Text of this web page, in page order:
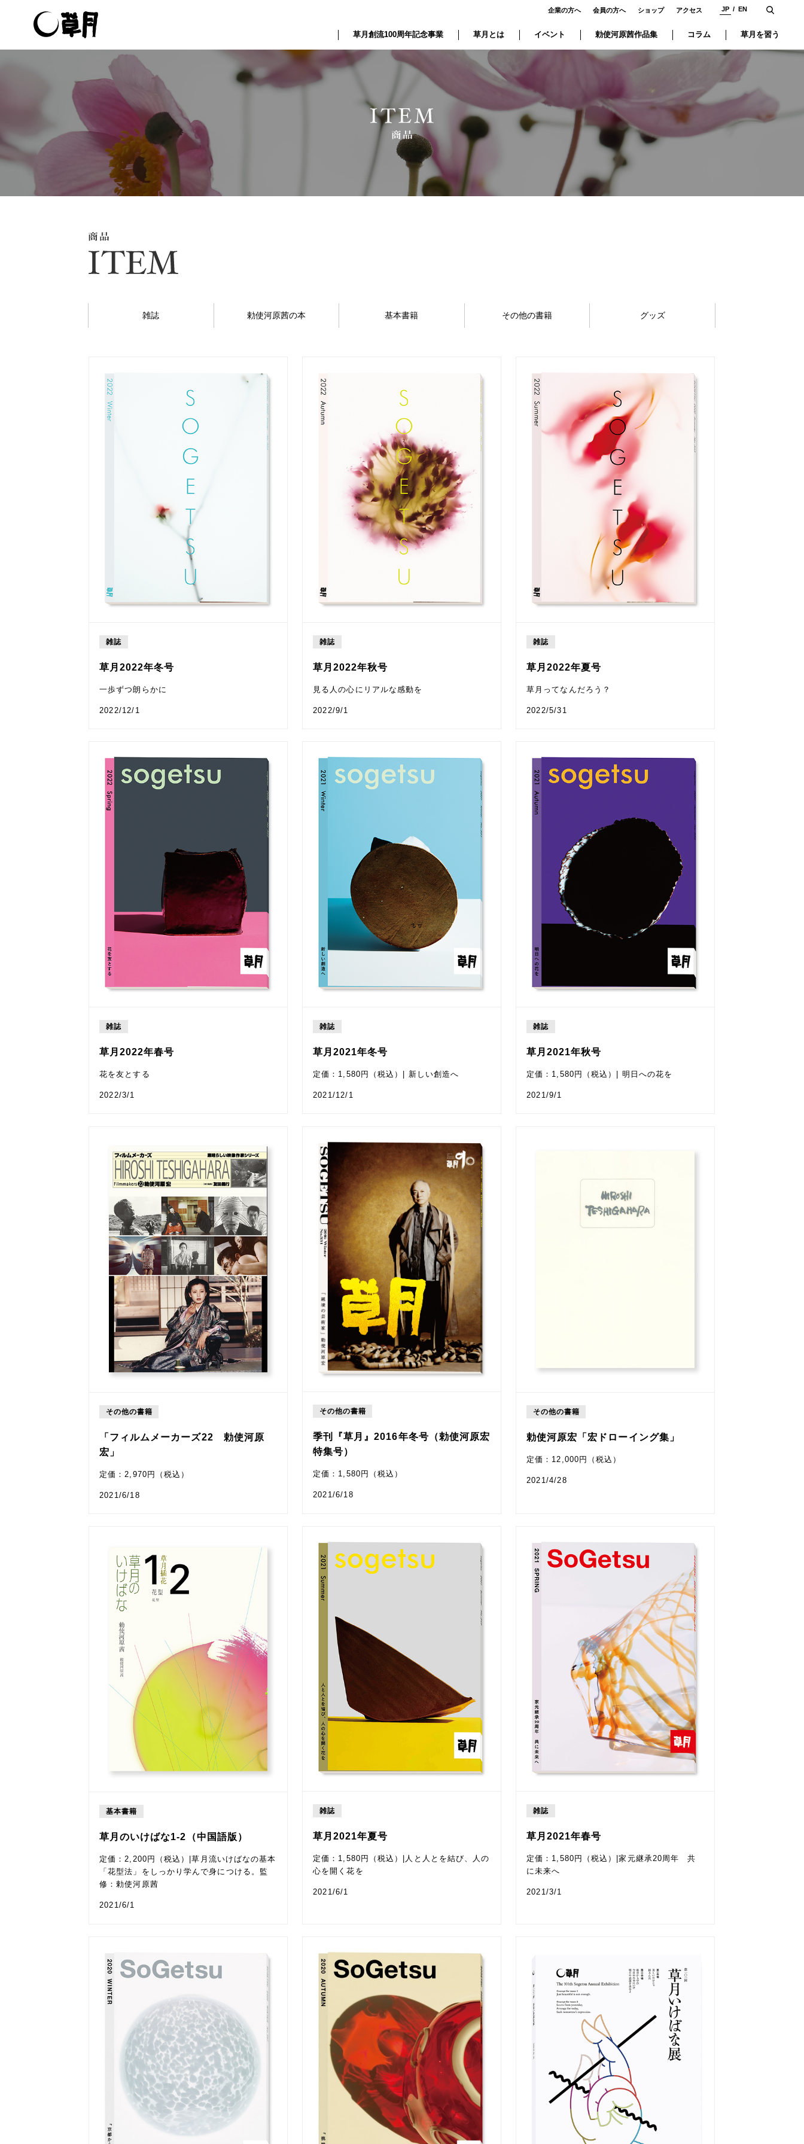
企業の方へ 会員の方へ ショップ アクセス JP EN
草月創流100周年記念事業 草月とは イベント 勅使河原茜作品集 コラム 草月を習う
雑誌 勅使河原茜の本 基本書籍 その他の書籍 グッズ
雑誌
草月2022年冬号
一歩ずつ朗らかに
2022/12/1
雑誌
草月2022年秋号
見る人の心にリアルな感動を
2022/9/1
雑誌
草月2022年夏号
草月ってなんだろう？
2022/5/31
雑誌
草月2022年春号
花を友とする
2022/3/1
雑誌
草月2021年冬号
定価：1,580円（税込）| 新しい創造へ
2021/12/1
雑誌
草月2021年秋号
定価：1,580円（税込）| 明日への花を
2021/9/1
その他の書籍
「フィルムメーカーズ22 勅使河原
宏」
定価：2,970円（税込）
2021/6/18
その他の書籍
季刊『草月』2016年冬号（勅使河原宏
特集号）
定価：1,580円（税込）
2021/6/18
その他の書籍
勅使河原宏「宏ドローイング集」
定価：12,000円（税込）
2021/4/28
基本書籍
草月のいけばな1-2（中国語版）
定価：2,200円（税込）|草月流いけばなの基本
「花型法」をしっかり学んで身につける。監
修：勅使河原茜
2021/6/1
雑誌
草月2021年夏号
定価：1,580円（税込）|人と人とを結び、人の
心を開く花を
2021/6/1
雑誌
草月2021年春号
定価：1,580円（税込）|家元継承20周年 共
に未来へ
2021/3/1